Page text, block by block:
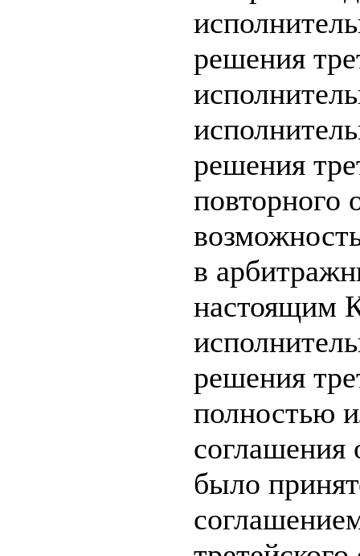
решения
решения
повторного
в
настоящим
решения
полностью
соглашения
было